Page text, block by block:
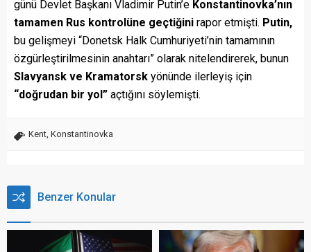
günü Devlet Başkanı Vladimir Putin’e Konstantinovka’nın
tamamen Rus kontrolüne geçtiğini rapor etmişti. Putin,
bu gelişmeyi “Donetsk Halk Cumhuriyeti’nin tamamının
özgürleştirilmesinin anahtarı” olarak nitelendirerek, bunun
Slavyansk ve Kramatorsk yönünde ilerleyiş için
“doğrudan bir yol” açtığını söylemişti.
Kent Konstantinovka
Benzer Konular